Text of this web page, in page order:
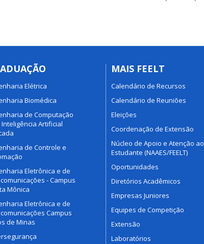
Elétrica
Biomédica
de Computação
Inteligência Artificial
de Controle e
Eletrônica e de
- Campus
Mônica
Eletrônica e de
Campus
de Minas
MAIS FEELT
Calendário de Recursos
Calendário de Reuniões
Eleições
Coordenação de Extensão
Núcleo de Apoio e Atenção ao
Estudante (NAAES/FEELT)
Oportunidades
Diretórios Acadêmicos
Empresas Juniores
Equipes de Competição
Extensão
Laboratórios